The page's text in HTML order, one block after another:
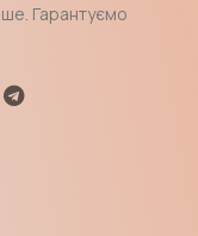
Гарантуємо